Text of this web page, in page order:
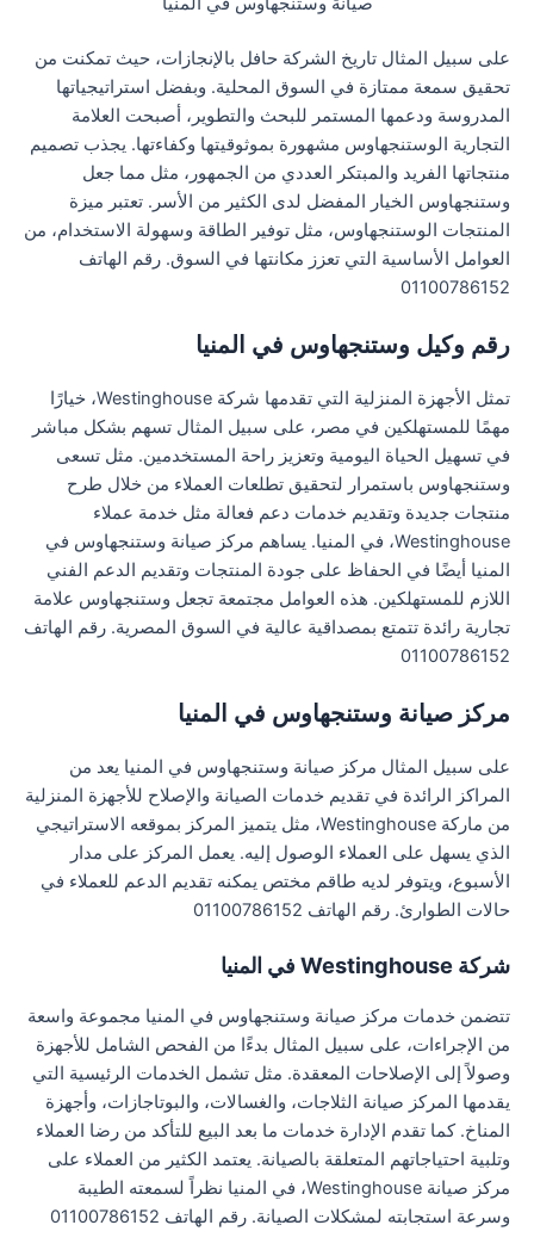
على سبيل المثال تاريخ الشركة حافل بالإنجازات، حيث تمكنت من
تحقيق سمعة ممتازة في السوق المحلية. وبفضل استراتيجياتها
المدروسة ودعمها المستمر للبحث والتطوير، أصبحت العلامة
التجارية الوستنجهاوس مشهورة بموثوقيتها وكفاءتها. يجذب تصميم
منتجاتها الفريد والمبتكر العددي من الجمهور، مثل مما جعل
وستنجهاوس الخيار المفضل لدى الكثير من الأسر. تعتبر ميزة
المنتجات الوستنجهاوس، مثل توفير الطاقة وسهولة الاستخدام، من
العوامل الأساسية التي تعزز مكانتها في السوق. رقم الهاتف
01100786152
رقم وكيل وستنجهاوس في المنيا
تمثل الأجهزة المنزلية التي تقدمها شركة Westinghouse، خيارًا
مهمًا للمستهلكين في مصر، على سبيل المثال تسهم بشكل مباشر
في تسهيل الحياة اليومية وتعزيز راحة المستخدمين. مثل تسعى
وستنجهاوس باستمرار لتحقيق تطلعات العملاء من خلال طرح
منتجات جديدة وتقديم خدمات دعم فعالة مثل خدمة عملاء
Westinghouse، في المنيا. يساهم مركز صيانة وستنجهاوس في
المنيا أيضًا في الحفاظ على جودة المنتجات وتقديم الدعم الفني
اللازم للمستهلكين. هذه العوامل مجتمعة تجعل وستنجهاوس علامة
تجارية رائدة تتمتع بمصداقية عالية في السوق المصرية. رقم الهاتف
01100786152
مركز صيانة وستنجهاوس في المنيا
على سبيل المثال مركز صيانة وستنجهاوس في المنيا يعد من
المراكز الرائدة في تقديم خدمات الصيانة والإصلاح للأجهزة المنزلية
من ماركة Westinghouse، مثل يتميز المركز بموقعه الاستراتيجي
الذي يسهل على العملاء الوصول إليه. يعمل المركز على مدار
الأسبوع، ويتوفر لديه طاقم مختص يمكنه تقديم الدعم للعملاء في
حالات الطوارئ. رقم الهاتف 01100786152
شركة Westinghouse في المنيا
تتضمن خدمات مركز صيانة وستنجهاوس في المنيا مجموعة واسعة
من الإجراءات، على سبيل المثال بدءًا من الفحص الشامل للأجهزة
وصولاً إلى الإصلاحات المعقدة. مثل تشمل الخدمات الرئيسية التي
يقدمها المركز صيانة الثلاجات، والغسالات، والبوتاجازات، وأجهزة
المناخ. كما تقدم الإدارة خدمات ما بعد البيع للتأكد من رضا العملاء
وتلبية احتياجاتهم المتعلقة بالصيانة. يعتمد الكثير من العملاء على
مركز صيانة Westinghouse، في المنيا نظراً لسمعته الطيبة
وسرعة استجابته لمشكلات الصيانة. رقم الهاتف 01100786152